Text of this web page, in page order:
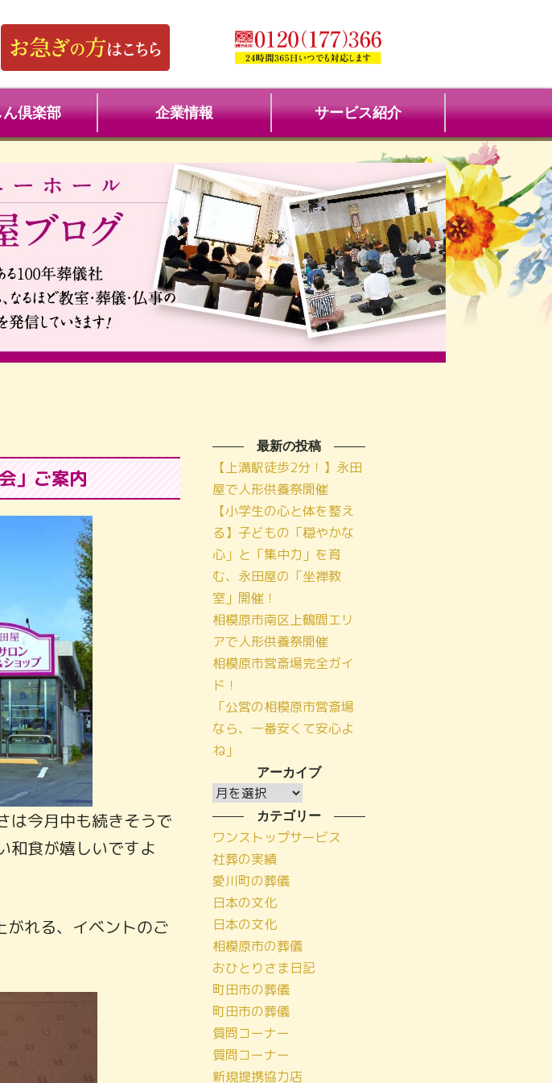
倶楽部 企業情報 サービス紹介
」ご案内
は今月中も続きそうで
和食が嬉しいですよ
れる、イベントのご
最新の投稿
【上溝駅徒歩2分！】永田
屋で人形供養祭開催
【小学生の心と体を整え
る】子どもの「穏やかな
心」と「集中力」を育
む、永田屋の「坐禅教
室」開催！
相模原市南区上鶴間エリ
アで人形供養祭開催
相模原市営斎場完全ガイ
ド！
「公営の相模原市営斎場
なら、一番安くて安心よ
ね」
アーカイブ
ア
ー
カ
イ
ブ
カテゴリー
ワンストップサービス
社葬の実績
愛川町の葬儀
日本の文化
日本の文化
相模原市の葬儀
おひとりさま日記
町田市の葬儀
町田市の葬儀
質問コーナー
質問コーナー
新規提携協力店